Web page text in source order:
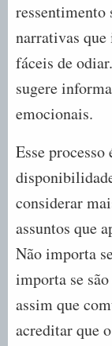
ressentimento
narrativas
fáceis de
sugere
emocionais.
Esse
considerar
assuntos que
Não importa
importa se
assim que
acreditar que